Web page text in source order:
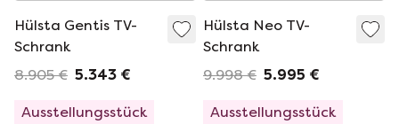
Hülsta Gentis TV-
Schrank
8.905 € 5.343 €
Ausstellungsstück
Hülsta Neo TV-
Schrank
9.998 € 5.995 €
Ausstellungsstück